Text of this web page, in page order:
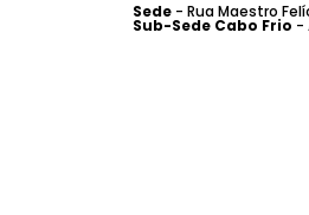
Sede - Rua Maestro
Sub-Sede Cabo Frio -